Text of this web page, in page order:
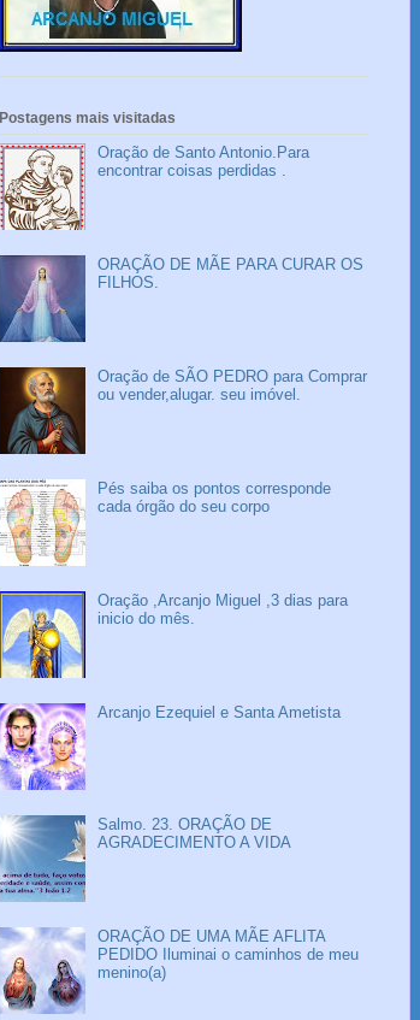
Postagens mais visitadas
Oração de Santo Antonio.Para
encontrar coisas perdidas .
ORAÇÃO DE MÃE PARA CURAR OS
FILHOS.
Oração de SÃO PEDRO para Comprar
ou vender,alugar. seu imóvel.
Pés saiba os pontos corresponde
cada órgão do seu corpo
Oração ,Arcanjo Miguel ,3 dias para
inicio do mês.
Arcanjo Ezequiel e Santa Ametista
Salmo. 23. ORAÇÃO DE
AGRADECIMENTO A VIDA
ORAÇÃO DE UMA MÃE AFLITA
PEDIDO Iluminai o caminhos de meu
menino(a)